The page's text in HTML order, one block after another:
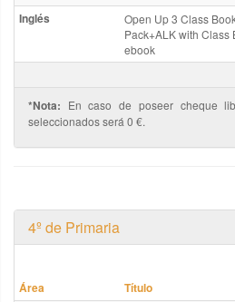
Inglés
Open Up 3 Class
Pack+ALK with Class
ebook
*Nota: En caso de poseer cheque
seleccionados será 0 €.
4º de Primaria
Área Título